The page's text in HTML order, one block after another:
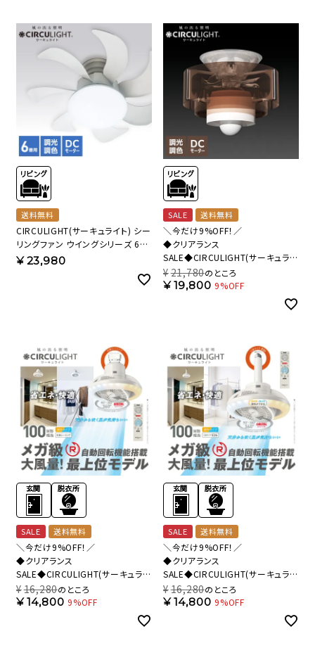
送料無料
CIRCULIGHT(サーキュライト) シー
リングファン ウイングシリーズ 6畳
タイプ DCC-G06CM【SH】
¥23,980
SALE 送料無料
＼今だけ9%OFF！／
◆クリアランス
SALE◆CIRCULIGHT(サーキュライ
ト) HELIX(ヘリックス) DCC-B25LE
【SH】
¥21,780のところ
¥19,800 9%OFF
SALE 送料無料
＼今だけ9%OFF！／
◆クリアランス
SALE◆CIRCULIGHT(サーキュライ
ト) メガRシリーズ 回転機能 引掛け
モデル DSLH10RCWH 【SH】
¥16,280のところ
¥14,800 9%OFF
SALE 送料無料
＼今だけ9%OFF！／
◆クリアランス
SALE◆CIRCULIGHT(サーキュライ
ト) メガRシリーズ 回転機能 E26モ
デル DSLS10RCWH 【SH】
¥16,280のところ
¥14,800 9%OFF